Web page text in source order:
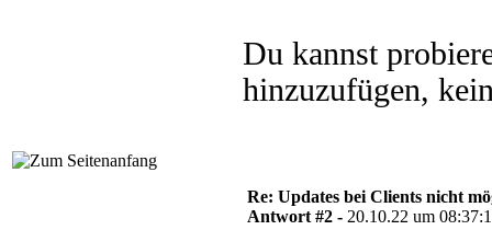
Du kannst
hinzuzufügen,
Re: Updates bei Clients nicht
Antwort #2 - 20.10.22 um